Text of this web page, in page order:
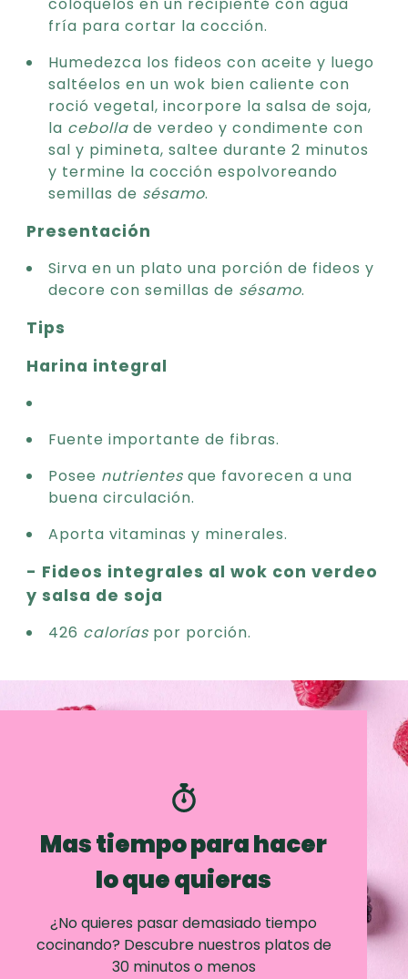
fría para cortar la cocción.
Humedezca los fideos con aceite y luego
saltéelos en un wok bien caliente con
roció vegetal, incorpore la salsa de soja,
la cebolla de verdeo y condimente con
sal y pimineta, saltee durante 2 minutos
y termine la cocción espolvoreando
semillas de sésamo.
Presentación
Sirva en un plato una porción de fideos y
decore con semillas de sésamo.
Tips
Harina integral
Fuente importante de fibras.
Posee nutrientes que favorecen a una
buena circulación.
Aporta vitaminas y minerales.
- Fideos integrales al wok con verdeo
y salsa de soja
426 calorías por porción.
Mas tiempo para hacer
lo que quieras
¿No quieres pasar demasiado tiempo
cocinando? Descubre nuestros platos de
30 minutos o menos